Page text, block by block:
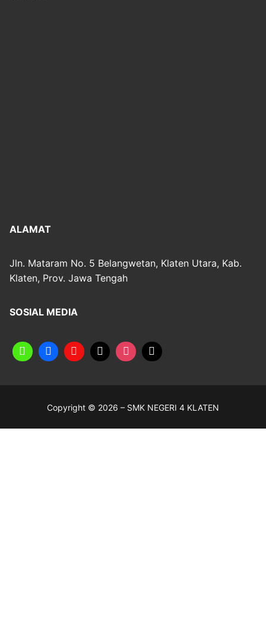
ALAMAT
Jln. Mataram No. 5 Belangwetan, Klaten Utara, Kab.
Klaten, Prov. Jawa Tengah
SOSIAL MEDIA
Copyright © 2026 – SMK NEGERI 4 KLATEN